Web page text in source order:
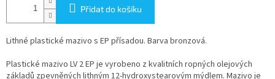
Přidat do košíku
Lithné plastické mazivo s EP přísadou. Barva bronzová.
Plastické mazivo LV 2 EP je vyrobeno z kvalitních ropných olejových
základů zpevněných lithným 12-hydroxystearovým mýdlem. Mazivo je